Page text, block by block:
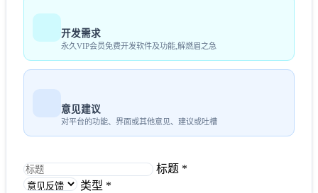
开发需求
永久VIP会员免费开发软件及功能,解燃眉之急
意见建议
对平台的功能、界面或其他意见、建议或吐槽
标题 *
类型 *